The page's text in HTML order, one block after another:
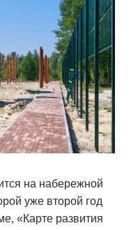
на набережной
уже второй год
«Карте развития